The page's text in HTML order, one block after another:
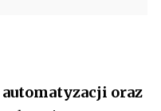
oraz